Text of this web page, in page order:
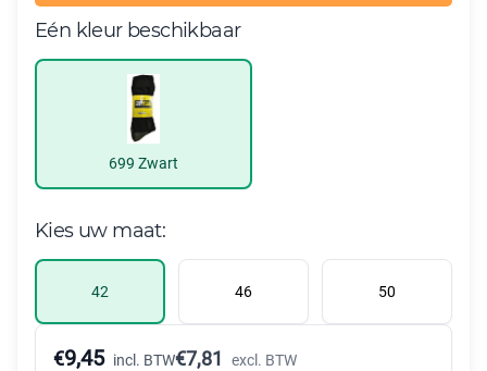
Eén kleur beschikbaar
699 Zwart
Kies uw maat:
42 46 50
€9,45 incl. BTW€7,81 excl. BTW